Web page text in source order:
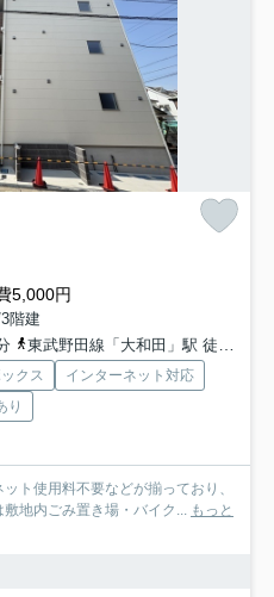
5,000円
階建
東武野田線「大和田」駅 徒歩33分
クス
インターネット対応
り
ト使用料不要などが揃っており、
地内ごみ置き場・バイク... もっと